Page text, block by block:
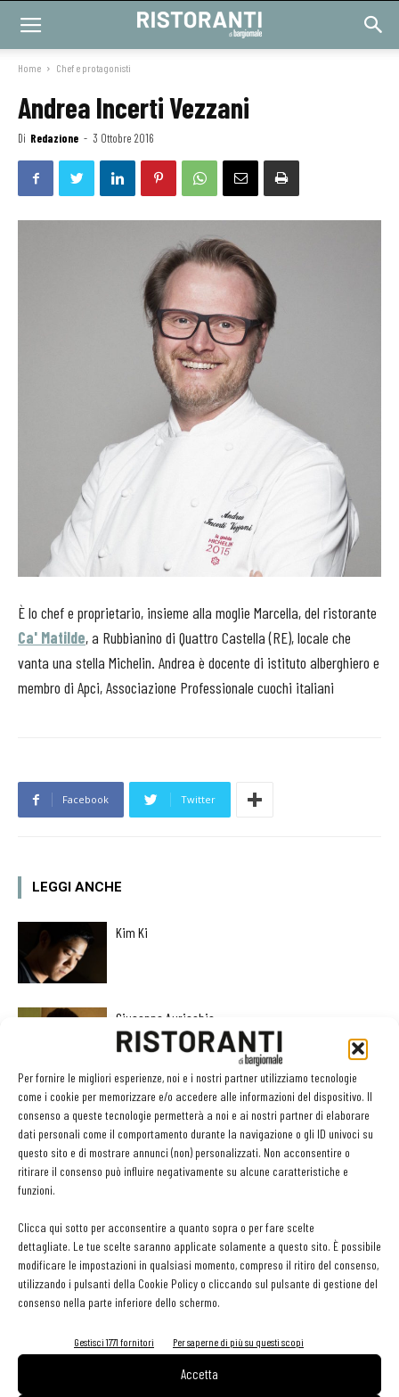
Per fornire le migliori esperienze, noi e i nostri partner utilizziamo tecnologie
come i cookie per memorizzare e/o accedere alle informazioni del dispositivo. Il
consenso a queste tecnologie permetterà a noi e ai nostri partner di elaborare
dati personali come il comportamento durante la navigazione o gli ID univoci su
questo sito e di mostrare annunci (non) personalizzati. Non acconsentire o
ritirare il consenso può influire negativamente su alcune caratteristiche e
funzioni.
Clicca qui sotto per acconsentire a quanto sopra o per fare scelte
dettagliate. Le tue scelte saranno applicate solamente a questo sito. È possibile
modificare le impostazioni in qualsiasi momento, compreso il ritiro del consenso,
utilizzando i pulsanti della Cookie Policy o cliccando sul pulsante di gestione del
consenso nella parte inferiore dello schermo.
Gestisci 1771 fornitori Per saperne di più su questi scopi
Accetta
Home Chef e protagonisti
Andrea Incerti Vezzani
Di Redazione - 3 Ottobre 2016
È lo chef e proprietario, insieme alla moglie Marcella, del ristorante
Ca' Matilde, a Rubbianino di Quattro Castella (RE), locale che
vanta una stella Michelin. Andrea è docente di istituto alberghiero e
membro di Apci, Associazione Professionale cuochi italiani
Facebook Twitter
LEGGI ANCHE
Kim Ki
Giuseppe Auricchio
Ciccio Sultano diventa Cavaliere al Merito della
Repubblica Italiana
Sogemi rafforza i servizi per la ristorazione: orario esteso e
tessera gratuita per i professionisti HoReCa